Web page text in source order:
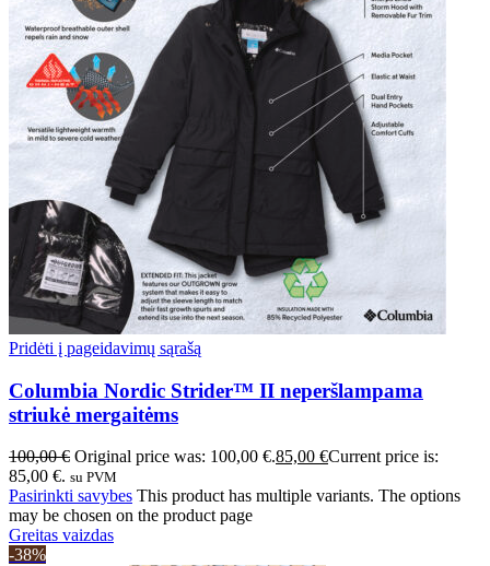
Pridėti į pageidavimų sąrašą
Columbia Nordic Strider™ II neperšlampama
striukė mergaitėms
100,00€ Original price was: 100,00 €.85,00 €Current price is:
85,00 €. su PVM
Pasirinkti savybes This product has multiple variants. The options
may be chosen on the product page
Greitas vaizdas
-38%